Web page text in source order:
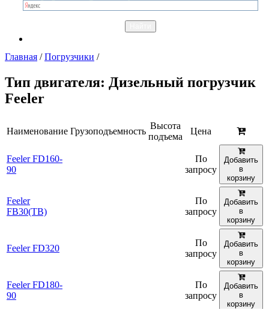
Главная /Погрузчики /
Тип двигателя: Дизельный погрузчик
Feeler
Наименование Грузоподъемность
Высота
подъема
Цена
Feeler FD160-
90
По
запросу
Добавить
в
корзину
Feeler
FB30(TB)
По
запросу
Добавить
в
корзину
Feeler FD320
По
запросу
Добавить
в
корзину
Feeler FD180-
90
По
запросу
Добавить
в
корзину